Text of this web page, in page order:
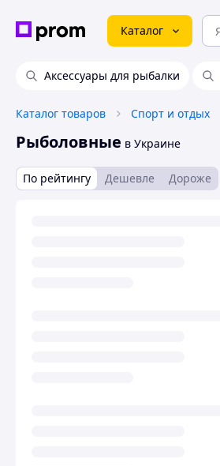
Каталог
Аксессуары для рыбалки
Каталог товаров Спорт и отдых
Рыболовные в Украине
По рейтингу Дешевле Дороже